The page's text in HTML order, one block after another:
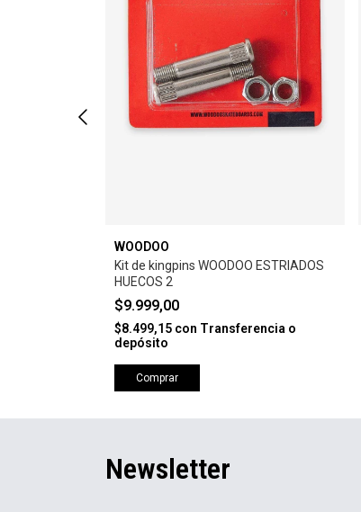
WOODOO
Kit de kingpins WOODOO ESTRIADOS
HUECOS 2
$9.999,00
$8.499,15 con Transferencia o
depósito
Comprar
Newsletter